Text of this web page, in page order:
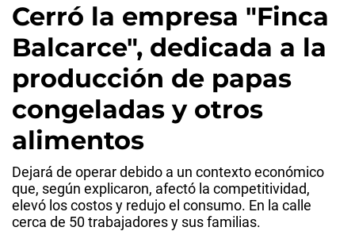
Cerró la empresa "Finca
Balcarce", dedicada a la
producción de papas
congeladas y otros
alimentos
Dejará de operar debido a un contexto económico
que, según explicaron, afectó la competitividad,
elevó los costos y redujo el consumo. En la calle
cerca de 50 trabajadores y sus familias.